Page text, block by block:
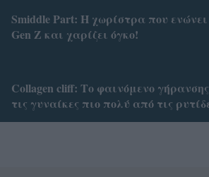
Smiddle Part: Η χωρίστρα που
Gen Z και χαρίζει όγκο!
Collagen cliff: Το φαινόμενο
τις γυναίκες πιο πολύ από τις